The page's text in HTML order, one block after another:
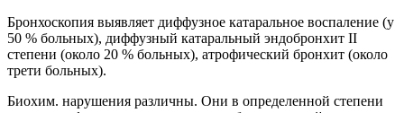
Бронхоскопия выявляет диффузное катаральное воспаление (у
50 % больных), диффузный катаральный эндобронхит II
степени (около 20 % больных), атрофический бронхит (около
трети больных).
Биохим. нарушения различны. Они в определенной степени